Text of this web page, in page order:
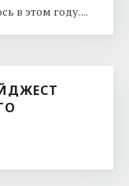
в этом году. ...